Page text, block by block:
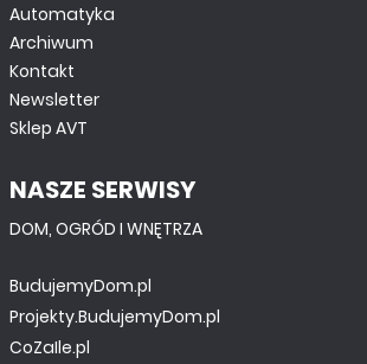
Automatyka
Archiwum
Kontakt
Newsletter
Sklep AVT
NASZE SERWISY
DOM, OGRÓD I WNĘTRZA
BudujemyDom.pl
Projekty.BudujemyDom.pl
CoZaIle.pl